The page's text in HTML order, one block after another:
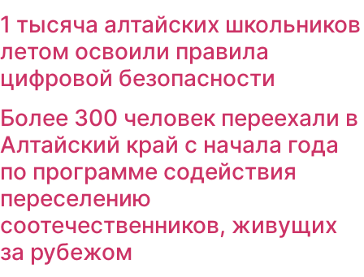
1 тысяча алтайских школьников
летом освоили правила
цифровой безопасности
Более 300 человек переехали в
Алтайский край с начала года
по программе содействия
переселению
соотечественников, живущих
за рубежом